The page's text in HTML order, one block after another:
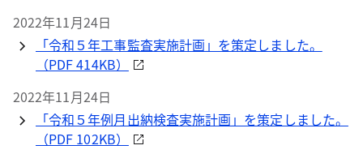
2022年11月24日
「令和５年工事監査実施計画」を策定しました。
（PDF 414KB）
2022年11月24日
「令和５年例月出納検査実施計画」を策定しました。
（PDF 102KB）